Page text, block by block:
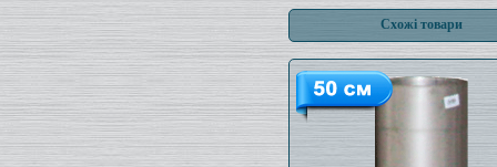
Схожі товари